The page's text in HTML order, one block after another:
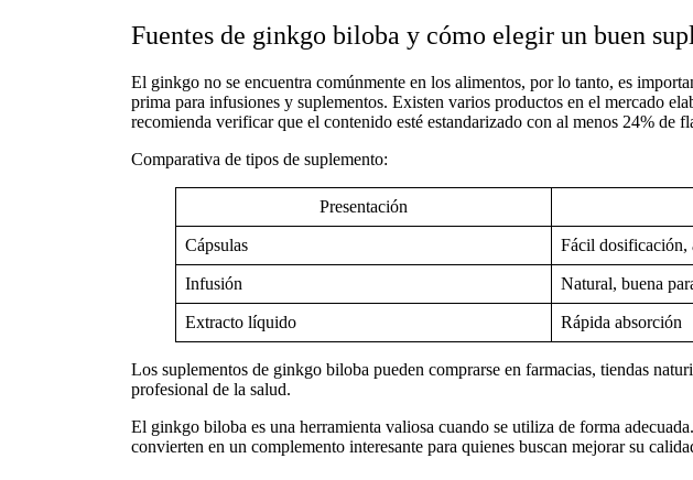
Fuentes de ginkgo biloba y cómo elegir un buen
El ginkgo no se encuentra comúnmente en los alimentos, por lo tanto, es
prima para infusiones y suplementos. Existen varios productos en el mercado
recomienda verificar que el contenido esté estandarizado con al menos 24% de
Comparativa de tipos de suplemento:
Presentación
Cápsulas Fácil dosificación,
Infusión Natural, buena
Extracto líquido Rápida absorción
Los suplementos de ginkgo biloba pueden comprarse en farmacias, tiendas
profesional de la salud.
El ginkgo biloba es una herramienta valiosa cuando se utiliza de forma
convierten en un complemento interesante para quienes buscan mejorar su